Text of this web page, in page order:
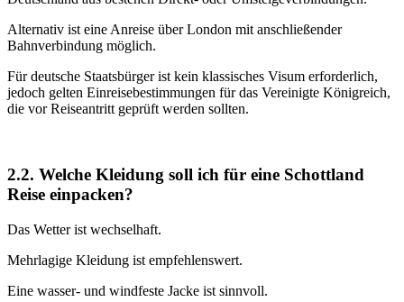
Alternativ ist eine Anreise über London mit anschließender
Bahnverbindung möglich.
Für deutsche Staatsbürger ist kein klassisches Visum erforderlich,
jedoch gelten Einreisebestimmungen für das Vereinigte Königreich,
die vor Reiseantritt geprüft werden sollten.
2.2. Welche Kleidung soll ich für eine Schottland
Reise einpacken?
Das Wetter ist wechselhaft.
Mehrlagige Kleidung ist empfehlenswert.
Eine wasser- und windfeste Jacke ist sinnvoll.